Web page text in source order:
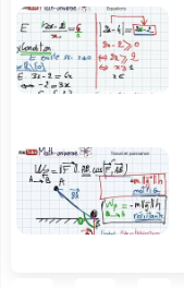
16:53
14:20